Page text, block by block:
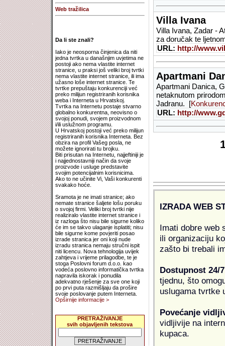
Web tražilica
Da li ste znali?
Iako je neosporna činjenica da niti
jedna tvrtka u današnjim uvjetima ne
postoji ako nema vlastite internet
stranice, u praksi još veliki broj tvrtki
nema vlastite internet stranice, ili ima
užasno loše internet stranice. Te
tvrtke prepuštaju konkurenciji već
preko milijun registriranih korisnika
weba i Interneta u Hrvatskoj.
Tvrtka na Internetu postaje stvarno
globalno konkurentna, neovisno o
svojoj ponudi, svojem proizvodnom
i/ili uslužnom programu.
U Hrvatskoj postoji već preko milijun
registriranih korisnika Interneta. Bez
obzira na profil Vašeg posla, ne
možete ignorirati tu brojku.
Biti prisutan na Internetu, najjeftiniji je
i najjednostavniji način da svoje
proizvode i usluge predstavite
svojim potencijalnim korisnicima.
Ako to ne učinite Vi, Vaši konkurenti
svakako hoće.
Sramota je ne imati stranice; ako
nemate stranice šaljete lošu poruku
o svojoj firmi. Veliki broj tvrtki nije
realiziralo vlastite internet stranice i
iz razloga što nisu bile sigurne koliko
će im se takvo ulaganje isplatiti; nisu
bile sigurne kome povjeriti posao
izrade stranica jer oni koji nude
izradu stranica nemaju stručni ispit
niti licencu. Nova tehnologija uvijek
zahtjeva i vrijeme prilagodbe, te je
stoga Poslovni forum d.o.o. kao
vodeća poslovno informatička tvrtka
napravila iskorak i ponudila
adekvatno rješenje za sve one koji
po prvi puta razmišljaju da prošire
svoje poslovanje putem Interneta.
Opširnije informacije >
PRETRAŽIVANJE
svih objavljenih tekstova
Villa Ivana
Villa Ivana, Zadar -
za doručak te
URL: http://
Apartmani
Apartmani Danica,
netaknutom
Jadranu. [
URL: http://
IZRADA WEB
Imati dobre web
ili organizaciju
zašto bi trebali
Dostupnost 24/7
tjednu, što
uslugama tvrtke
Povećanje
vidljivije na
kupaca.